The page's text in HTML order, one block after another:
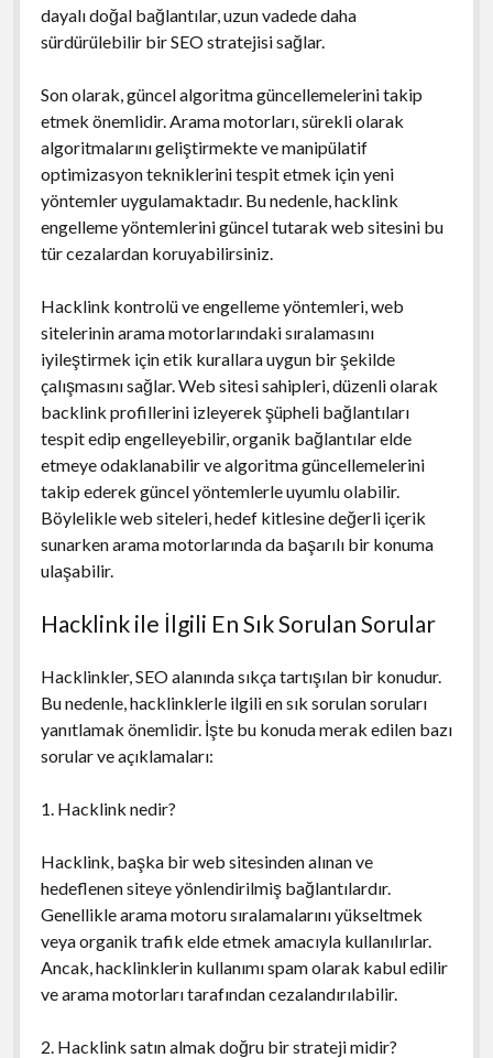
dayalı doğal bağlantılar, uzun vadede daha
sürdürülebilir bir SEO stratejisi sağlar.
Son olarak, güncel algoritma güncellemelerini takip
etmek önemlidir. Arama motorları, sürekli olarak
algoritmalarını geliştirmekte ve manipülatif
optimizasyon tekniklerini tespit etmek için yeni
yöntemler uygulamaktadır. Bu nedenle, hacklink
engelleme yöntemlerini güncel tutarak web sitesini bu
tür cezalardan koruyabilirsiniz.
Hacklink kontrolü ve engelleme yöntemleri, web
sitelerinin arama motorlarındaki sıralamasını
iyileştirmek için etik kurallara uygun bir şekilde
çalışmasını sağlar. Web sitesi sahipleri, düzenli olarak
backlink profillerini izleyerek şüpheli bağlantıları
tespit edip engelleyebilir, organik bağlantılar elde
etmeye odaklanabilir ve algoritma güncellemelerini
takip ederek güncel yöntemlerle uyumlu olabilir.
Böylelikle web siteleri, hedef kitlesine değerli içerik
sunarken arama motorlarında da başarılı bir konuma
ulaşabilir.
Hacklink ile İlgili En Sık Sorulan Sorular
Hacklinkler, SEO alanında sıkça tartışılan bir konudur.
Bu nedenle, hacklinklerle ilgili en sık sorulan soruları
yanıtlamak önemlidir. İşte bu konuda merak edilen bazı
sorular ve açıklamaları:
1. Hacklink nedir?
Hacklink, başka bir web sitesinden alınan ve
hedeflenen siteye yönlendirilmiş bağlantılardır.
Genellikle arama motoru sıralamalarını yükseltmek
veya organik trafik elde etmek amacıyla kullanılırlar.
Ancak, hacklinklerin kullanımı spam olarak kabul edilir
ve arama motorları tarafından cezalandırılabilir.
2. Hacklink satın almak doğru bir strateji midir?